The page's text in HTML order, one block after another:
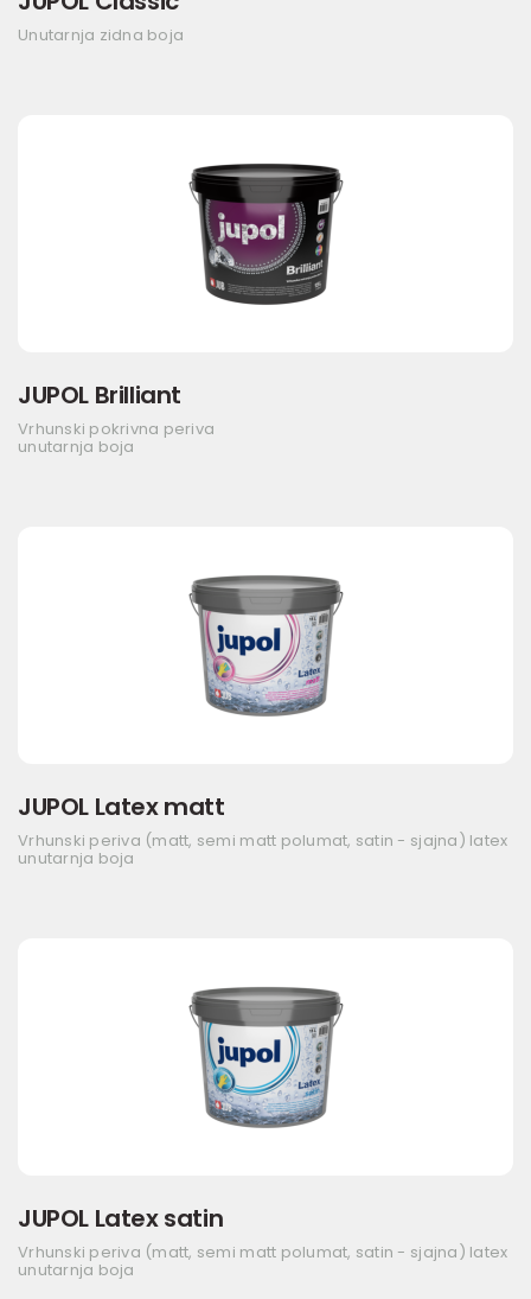
Unutarnja zidna boja
JUPOL Brilliant
Vrhunski pokrivna periva
unutarnja boja
JUPOL Latex matt
Vrhunski periva (matt, semi matt polumat, satin - sjajna) latex
unutarnja boja
JUPOL Latex satin
Vrhunski periva (matt, semi matt polumat, satin - sjajna) latex
unutarnja boja